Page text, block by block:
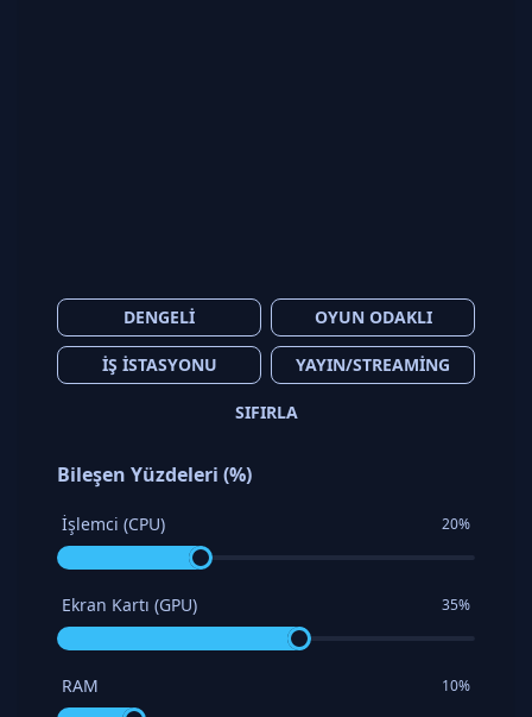
DENGELI OYUN ODAKLI
İŞ İSTASYONU YAYIN/STREAMING
SIFIRLA
Bileşen Yüzdeleri (%)
İşlemci (CPU) 20%
Ekran Kartı (GPU) 35%
RAM 10%